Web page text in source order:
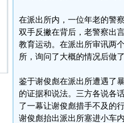
在派出所内，一位年老的警
双手反撇在背后，老警察出
教育运动。在派出所审讯两
所，询问了大概的情况后做
鉴于谢俊彪在派出所遭遇了
的证据和说法。三方各说各
了一幕让谢俊彪措手不及的
谢俊彪抬出派出所塞进小车